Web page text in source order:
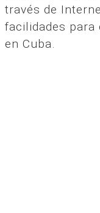
través de
facilidades para
en Cuba.